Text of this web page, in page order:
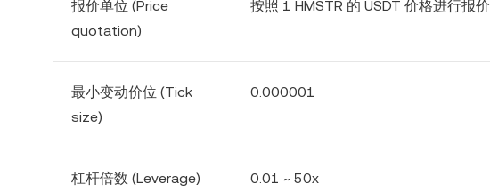
报价单位 (Price
quotation)
按照 1 HMSTR 的 USDT 价格进行报价
最小变动价位 (Tick
size)
0.000001
杠杆倍数 (Leverage) 0.01 ~ 50x